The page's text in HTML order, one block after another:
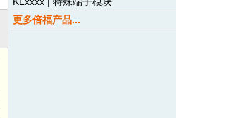
更多倍福产品...